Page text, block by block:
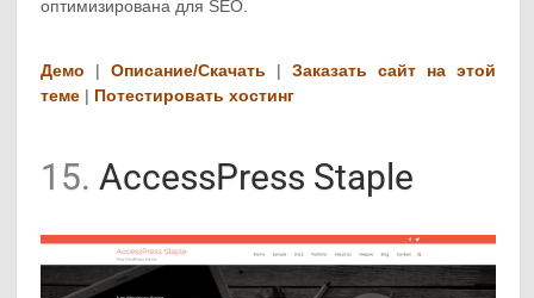
оптимизирована для SEO.
Демо |Описание/Скачать | Заказать сайт на этой
теме | Потестировать хостинг
15. AccessPress Staple